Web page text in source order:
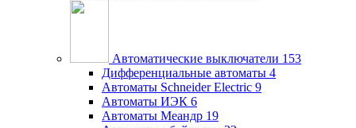
Автоматические выключатели 153
Дифференциальные автоматы 4
Автоматы Schneider Electric 9
Автоматы ИЭК 6
Автоматы Меандр 19